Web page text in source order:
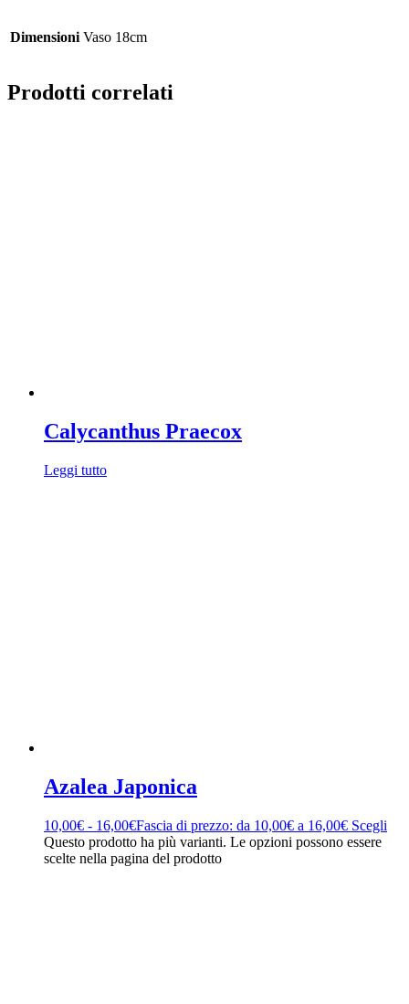
Dimensioni Vaso 18cm
Prodotti correlati
Calycanthus Praecox
Leggi tutto
Azalea Japonica
10,00€ - 16,00€Fascia di prezzo: da 10,00€ a 16,00€ Scegli
Questo prodotto ha più varianti. Le opzioni possono essere
scelte nella pagina del prodotto